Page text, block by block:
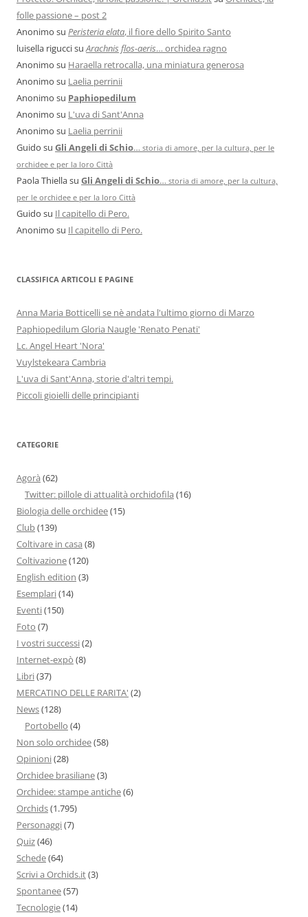
folle passione – post 2
Anonimo su Peristeria elata, il fiore dello Spirito Santo
luisella riguccisuArachnis flos-aeris… orchidea ragno
Anonimo su Haraella retrocalla, una miniatura generosa
Anonimo su Laelia perrinii
Anonimo su Paphiopedilum
Anonimo su L'uva di Sant'Anna
Anonimo su Laelia perrinii
Guido su Gli Angeli di Schio… storia di amore, per la cultura, per le
orchidee e per la loro Città
Paola Thiellasu Gli Angeli di Schio… storia di amore, per la cultura,
per le orchidee e per la loro Città
Guido su Il capitello di Pero.
Anonimo su Il capitello di Pero.
CLASSIFICA ARTICOLI E PAGINE
Anna Maria Botticelli se nè andata l'ultimo giorno di Marzo
Paphiopedilum Gloria Naugle 'Renato Penati'
Lc. Angel Heart 'Nora'
Vuylstekeara Cambria
L'uva di Sant'Anna, storie d'altri tempi.
Piccoli gioielli delle principianti
CATEGORIE
Agorà (62)
Twitter: pillole di attualità orchidofila (16)
Biologia delle orchidee(15)
Club(139)
Coltivare in casa (8)
Coltivazione(120)
English edition (3)
Esemplari(14)
Eventi(150)
Foto (7)
I vostri successi(2)
Internet-expò (8)
Libri(37)
MERCATINO DELLE RARITA' (2)
News(128)
Portobello (4)
Non solo orchidee(58)
Opinioni(28)
Orchidee brasiliane(3)
Orchidee: stampe antiche(6)
Orchids(1.795)
Personaggi(7)
Quiz(46)
Schede(64)
Scrivi a Orchids.it(3)
Spontanee(57)
Tecnologie(14)